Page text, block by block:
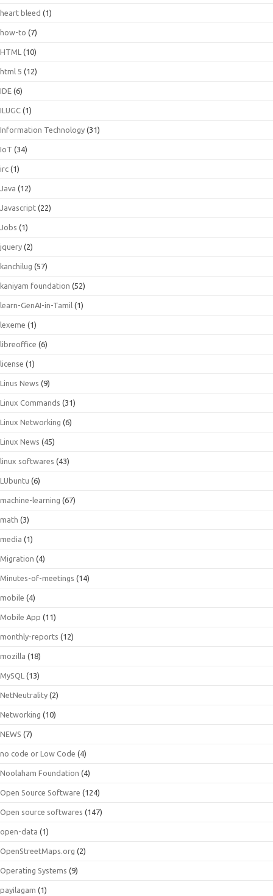
heart bleed (1)
how-to (7)
HTML (10)
html 5 (12)
IDE (6)
ILUGC (1)
Information Technology (31)
IoT (34)
irc (1)
Java (12)
Javascript (22)
Jobs (1)
jquery (2)
kanchilug (57)
kaniyam foundation (52)
learn-GenAI-in-Tamil (1)
lexeme (1)
libreoffice (6)
license (1)
Linus News (9)
Linux Commands (31)
Linux Networking (6)
Linux News (45)
linux softwares (43)
LUbuntu (6)
machine-learning (67)
math (3)
media (1)
Migration (4)
Minutes-of-meetings (14)
mobile (4)
Mobile App (11)
monthly-reports (12)
mozilla (18)
MySQL (13)
NetNeutrality (2)
Networking (10)
NEWS (7)
no code or Low Code (4)
Noolaham Foundation (4)
Open Source Software (124)
Open source softwares (147)
open-data (1)
OpenStreetMaps.org (2)
Operating Systems (9)
payilagam (1)